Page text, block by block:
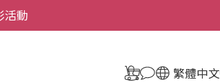
活動
繁體中文